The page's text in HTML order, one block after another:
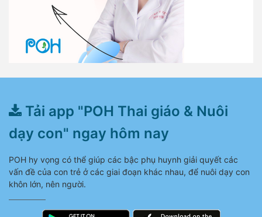
Tải app "POH Thai giáo & Nuôi
dạy con" ngay hôm nay
POH hy vọng có thể giúp các bậc phụ huynh giải quyết các
vấn đề của con trẻ ở các giai đoạn khác nhau, để nuôi dạy con
khôn lớn, nên người.